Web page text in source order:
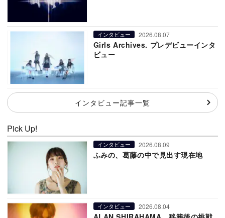
インタビュー 2026.08.07
Girls Archives. プレデビューインタ
ビュー
インタビュー記事一覧
Pick Up!
インタビュー 2026.08.09
ふみの、葛藤の中で見出す現在地
インタビュー 2026.08.04